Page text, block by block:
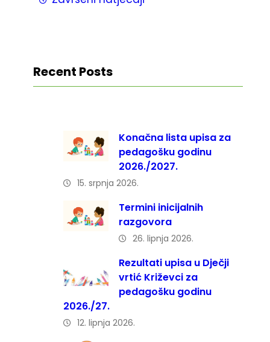
Recent Posts
Konačna lista upisa za
pedagošku godinu
2026./2027.
15. srpnja 2026.
Termini inicijalnih
razgovora
26. lipnja 2026.
Rezultati upisa u Dječji
vrtić Križevci za
pedagošku godinu
2026./27.
12. lipnja 2026.